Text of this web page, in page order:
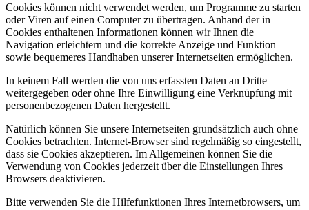
Cookies können nicht verwendet werden, um Programme zu starten
oder Viren auf einen Computer zu übertragen. Anhand der in
Cookies enthaltenen Informationen können wir Ihnen die
Navigation erleichtern und die korrekte Anzeige und Funktion
sowie bequemeres Handhaben unserer Internetseiten ermöglichen.
In keinem Fall werden die von uns erfassten Daten an Dritte
weitergegeben oder ohne Ihre Einwilligung eine Verknüpfung mit
personenbezogenen Daten hergestellt.
Natürlich können Sie unsere Internetseiten grundsätzlich auch ohne
Cookies betrachten. Internet-Browser sind regelmäßig so eingestellt,
dass sie Cookies akzeptieren. Im Allgemeinen können Sie die
Verwendung von Cookies jederzeit über die Einstellungen Ihres
Browsers deaktivieren.
Bitte verwenden Sie die Hilfefunktionen Ihres Internetbrowsers, um